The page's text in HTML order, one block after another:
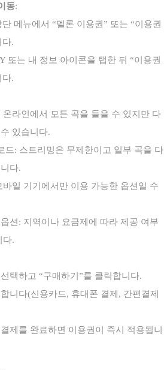
동:
메뉴에서 “멜론 이용권” 또는 “이용권
다.
또는 내 정보 아이콘을 탭한 뒤 “이용권
다.
온라인에서 모든 곡을 들을 수 있지만 다
있습니다.
드: 스트리밍은 무제한이고 일부 곡을 다
다.
바일 기기에서만 이용 가능한 옵션일 수
션: 지역이나 요금제에 따라 제공 여부
다.
택하고 “구매하기”를 클릭합니다.
니다(신용카드, 휴대폰 결제, 간편결제
제를 완료하면 이용권이 즉시 적용됩니